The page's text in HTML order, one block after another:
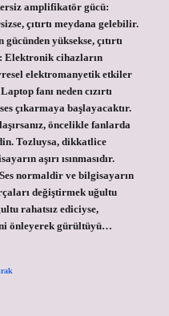
amplifikatör gücü:
çıtırtı meydana gelebilir.
yüksekse, çıtırtı
Elektronik cihazların
elektromanyetik etkiler
fanı neden cızırtı
çıkarmaya başlayacaktır.
öncelikle fanlarda
Tozluysa, dikkatlice
aşırı ısınmasıdır.
normaldir ve bilgisayarın
değiştirmek uğultu
rahatsız ediciyse,
önleyerek gürültüyü…